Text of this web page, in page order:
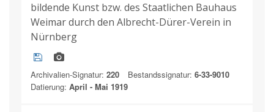
bildende Kunst bzw. des Staatlichen Bauhaus
Weimar durch den Albrecht-Dürer-Verein in
Nürnberg
Archivalien-Signatur: 220 Bestandssignatur: 6-33-9010
Datierung: April - Mai 1919